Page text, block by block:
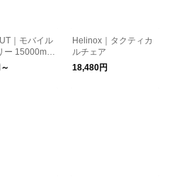
｜モバイル
ー 15000mA
Helinox｜タクティカ
ルチェア
18,480円